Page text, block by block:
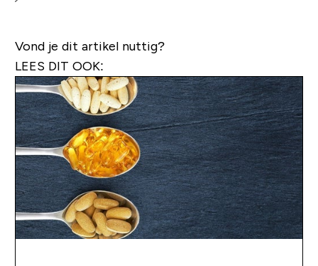
Vond je dit artikel nuttig?
LEES DIT OOK: